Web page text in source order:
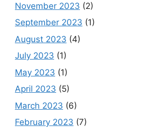
November 2023 (2)
September 2023 (1)
August 2023 (4)
July 2023 (1)
May 2023 (1)
April 2023 (5)
March 2023 (6)
February 2023 (7)